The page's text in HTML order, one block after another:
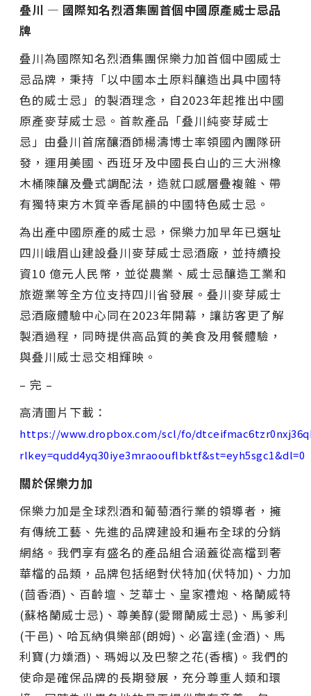
叠川 — 國際知名烈酒集團首個中國原產威士忌品
牌
叠川為國際知名烈酒集團保樂力加首個中國威士
忌品牌，秉持「以中國本土原料釀造出具中國特
色的威士忌」的製酒理念，自2023年起推出中國
原產麥芽威士忌。首款產品「叠川純麥芽威士
忌」由叠川首席釀酒師楊濤博士率領國內團隊研
發，運用美國、西班牙及中國長白山的三大洲橡
木桶陳釀及疊式調配法，造就口感層疊複雜、帶
有獨特東方木質辛香尾韻的中國特色威士忌。
為出產中國原產的威士忌，保樂力加早年已選址
四川峨眉山建設叠川麥芽威士忌酒廠，並持續投
資10 億元人民幣，並從農業、威士忌釀造工業和
旅遊業等全方位支持四川省發展。叠川麥芽威士
忌酒廠體驗中心同在2023年開幕，讓訪客更了解
製酒過程，同時提供高品質的美食及用餐體驗，
與叠川威士忌交相輝映。
– 完 –
高清圖片下載：
https://www.dropbox.com/scl/fo/
rlkey=qudd4yq30iye3mraoouflbktf&st=eyh5sgc1&dl=0
關於保樂力加
保樂力加是全球烈酒和葡萄酒行業的領導者，擁
有傳統工藝、先進的品牌建設和遍布全球的分銷
網絡。我們享有盛名的產品組合涵蓋從高檔到奢
華檔的品類，品牌包括絕對伏特加(伏特加)、力加
(茴香酒)、百齡壇、芝華士、皇家禮炮、格蘭威特
(蘇格蘭威士忌)、尊美醇(愛爾蘭威士忌)、馬爹利
(干邑)、哈瓦納俱樂部(朗姆)、必富達(金酒)、馬
利寶(力嬌酒)、瑪姆以及巴黎之花(香檳)。我們的
使命是確保品牌的長期發展，充分尊重人類和環